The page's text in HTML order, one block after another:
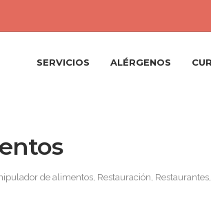
SERVICIOS ALÉRGENOS
de alimentos, Restauración, Restaurantes,